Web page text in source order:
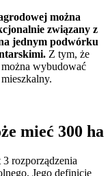
można
związany z
jednym podwórku
Z tym, że
wybudować
mieć 300 ha
rozporządzenia
Jego definicję